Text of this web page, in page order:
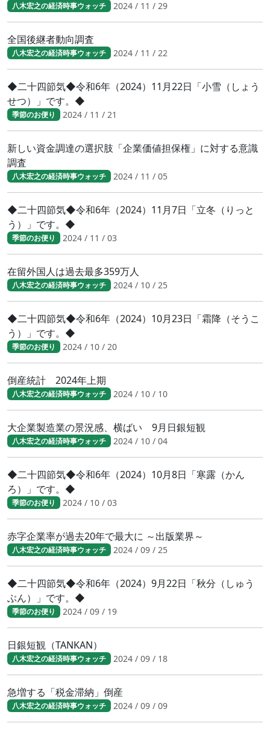
八木宏之の経済時事ウォッチ 2024 / 11 / 29
全国後継者動向調査
八木宏之の経済時事ウォッチ 2024 / 11 / 22
◆二十四節気◆令和6年（2024）11月22日「小雪（しょう
せつ）」です。◆
季節のお便り 2024 / 11 / 21
新しい資金調達の選択肢「企業価値担保権」に対する意識
調査
八木宏之の経済時事ウォッチ 2024 / 11 / 05
◆二十四節気◆令和6年（2024）11月7日「立冬（りっと
う）」です。◆
季節のお便り 2024 / 11 / 03
在留外国人は過去最多359万人
八木宏之の経済時事ウォッチ 2024 / 10 / 25
◆二十四節気◆令和6年（2024）10月23日「霜降（そうこ
う）」です。◆
季節のお便り 2024 / 10 / 20
倒産統計 2024年上期
八木宏之の経済時事ウォッチ 2024 / 10 / 10
大企業製造業の景況感、横ばい 9月日銀短観
八木宏之の経済時事ウォッチ 2024 / 10 / 04
◆二十四節気◆令和6年（2024）10月8日「寒露（かん
ろ）」です。◆
季節のお便り 2024 / 10 / 03
赤字企業率が過去20年で最大に ～出版業界～
八木宏之の経済時事ウォッチ 2024 / 09 / 25
◆二十四節気◆令和6年（2024）9月22日「秋分（しゅう
ぶん）」です。◆
季節のお便り 2024 / 09 / 19
日銀短観（TANKAN）
八木宏之の経済時事ウォッチ 2024 / 09 / 18
急増する「税金滞納」倒産
八木宏之の経済時事ウォッチ 2024 / 09 / 09